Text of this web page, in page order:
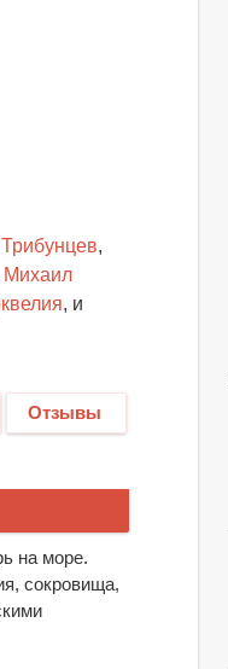
,
Михаил
, и
Отзывы
на море.
сокровища,